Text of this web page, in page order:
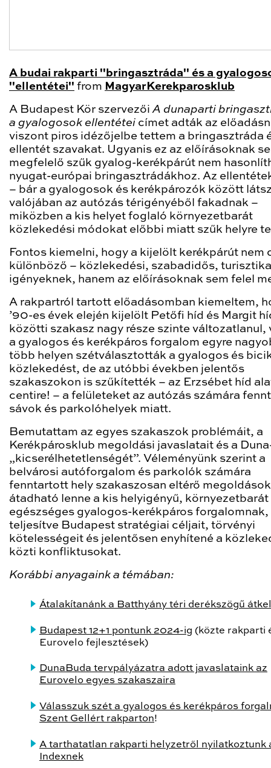
A budai rakparti "bringasztráda" és a
"ellentétei" from MagyarKerekparosklub
A Budapest Kör szervezői A dunaparti
a gyalogosok ellentétei címet adták az
viszont piros idézőjelbe tettem a bringasztráda
ellentét szavakat. Ugyanis ez az előírásoknak
megfelelő szűk gyalog-kerékpárút nem
nyugat-európai bringasztrádákhoz. Az
– bár a gyalogosok és kerékpározók között
valójában az autózás térigényéből fakadnak –
miközben a kis helyet foglaló környezetbarát
közlekedési módokat előbbi miatt szűk helyre
Fontos kiemelni, hogy a kijelölt kerékpárút nem
különböző – közlekedési, szabadidős,
igényeknek, hanem az előírásoknak sem felel
A rakpartról tartott előadásomban kiemeltem,
’90-es évek elején kijelölt Petőfi híd és Margit
közötti szakasz nagy része szinte változatlanul,
a gyalogos és kerékpáros forgalom egyre
több helyen szétválasztották a gyalogos és
közlekedést, de az utóbbi években jelentős
szakaszokon is szűkítették – az Erzsébet híd
centire! – a felületeket az autózás számára
sávok és parkolóhelyek miatt.
Bemutattam az egyes szakaszok problémáit, a
Kerékpárosklub megoldási javaslatait és a
„kicserélhetetlenségét”. Véleményünk szerint a
belvárosi autóforgalom és parkolók számára
fenntartott hely szakaszosan eltérő
átadható lenne a kis helyigényű, környezetbarát
egészséges gyalogos-kerékpáros forgalomnak,
teljesítve Budapest stratégiai céljait, törvényi
kötelességeit és jelentősen enyhítené a
közti konfliktusokat.
Korábbi anyagaink a témában:
Átalakítanánk a Batthyány téri derékszögű
Budapest 12+1 pontunk 2024-ig (közte rakparti
Eurovelo fejlesztések)
DunaBuda tervpályázatra adott javaslataink az
Eurovelo egyes szakaszaira
Válasszuk szét a gyalogos és kerékpáros
Szent Gellért rakparton!
A tarthatatlan rakparti helyzetről nyilatkoztunk
Indexnek